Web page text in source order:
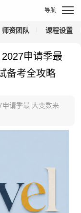
师资团队 课程设置
申请季最
备考全攻略
请季最 大变数来